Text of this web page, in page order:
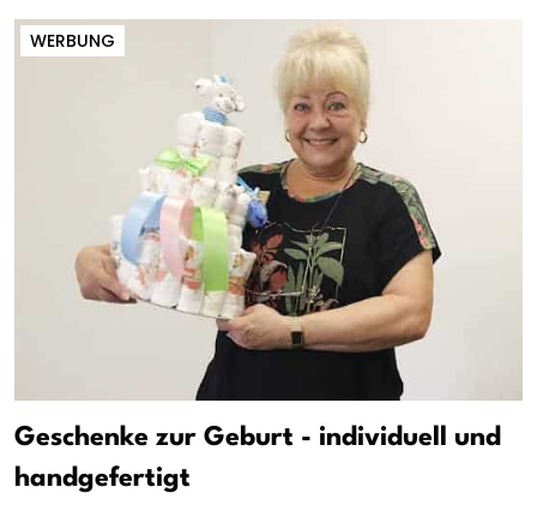
WERBUNG
Geschenke zur Geburt - individuell und
handgefertigt